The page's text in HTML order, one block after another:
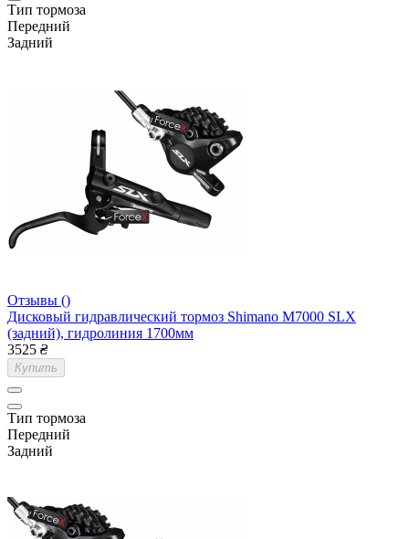
Тип тормоза
Передний
Задний
Отзывы ()
Дисковый гидравлический тормоз Shimano M7000 SLX
(задний), гидролиния 1700мм
3525 ₴
Купить
Тип тормоза
Передний
Задний